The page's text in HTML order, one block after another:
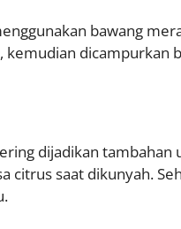
bawang
kemudian dicampurkan
dijadikan tambahan
citrus saat dikunyah.